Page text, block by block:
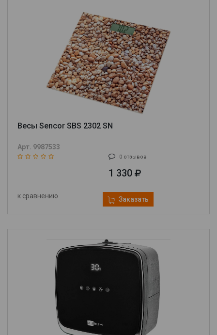
Весы Sencor SBS 2302 SN
Арт. 9987533
0 отзывов
1 330
к сравнению Заказать